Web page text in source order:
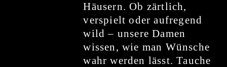
Häusern. Ob zärtlich,
verspielt oder aufregend
wild – unsere Damen
wissen, wie man Wünsche
wahr werden lässt. Tauche